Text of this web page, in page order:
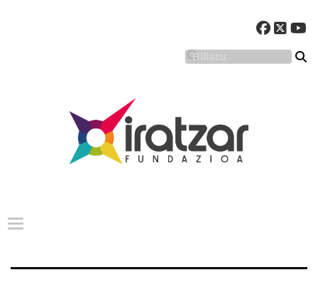
Menu nagusia